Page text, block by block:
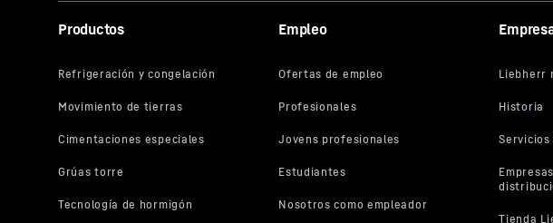
Productos Empleo